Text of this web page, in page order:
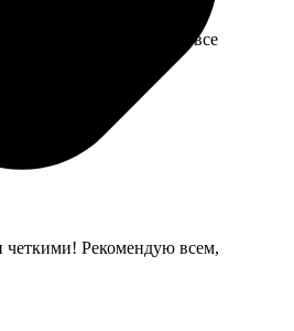
Пазлы качественные, все
четкими! Рекомендую всем,